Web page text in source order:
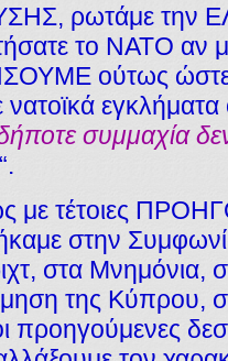
ρωτάμε την
το ΝΑΤΟ αν
ούτως ώστε
νατοϊκά
συμμαχία
“.
με τέτοιες
στην
στα Μνημόνια,
της Κύπρου,